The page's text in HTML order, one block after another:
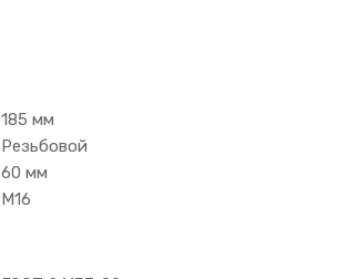
185 мм
Резьбовой
60 мм
М16